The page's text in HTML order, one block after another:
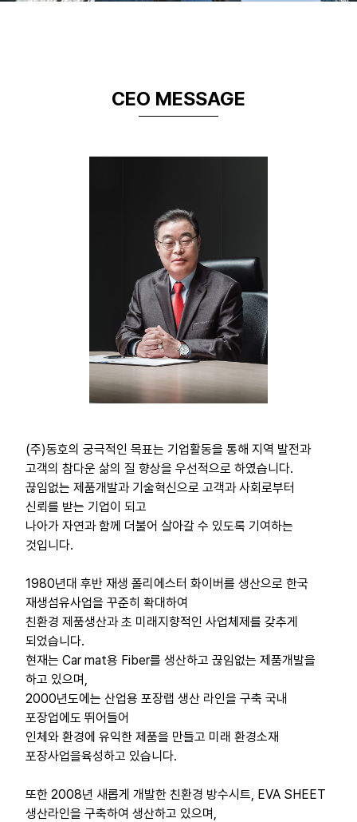
CEO MESSAGE
(주)동호의 궁극적인 목표는 기업활동을 통해 지역 발전과
고객의 참다운 삶의 질 향상을 우선적으로 하였습니다.
끊임없는 제품개발과 기술혁신으로 고객과 사회로부터
신뢰를 받는 기업이 되고
나아가 자연과 함께 더불어 살아갈 수 있도록 기여하는
것입니다.
1980년대 후반 재생 폴리에스터 화이버를 생산으로 한국
재생섬유사업을 꾸준히 확대하여
친환경 제품생산과 초 미래지향적인 사업체제를 갖추게
되었습니다.
현재는 Car mat용 Fiber를 생산하고 끊임없는 제품개발을
하고 있으며,
2000년도에는 산업용 포장랩 생산 라인을 구축 국내
포장업에도 뛰어들어
인체와 환경에 유익한 제품을 만들고 미래 환경소재
포장사업을육성하고 있습니다.
또한 2008년 새롭게 개발한 친환경 방수시트, EVA SHEET
생산라인을 구축하여 생산하고 있으며,